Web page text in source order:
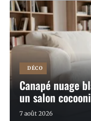
DÉCO
Canapé nuage
un salon
7 août 2026